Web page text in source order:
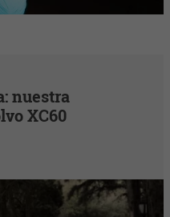
nuestra
XC60